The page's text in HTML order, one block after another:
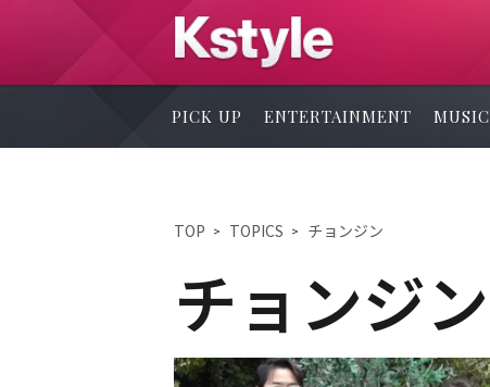
PICK UP ENTERTAINMENT MUSIC
TOP TOPICS チョンジン
チョンジン